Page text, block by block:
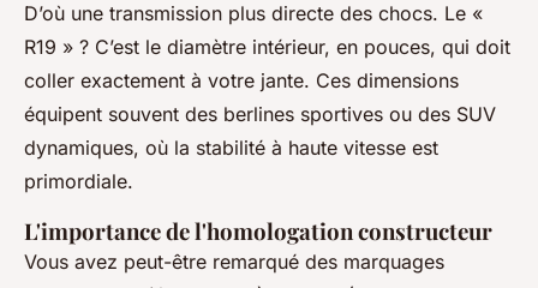
D’où une transmission plus directe des chocs. Le «
R19 » ? C’est le diamètre intérieur, en pouces, qui doit
coller exactement à votre jante. Ces dimensions
équipent souvent des berlines sportives ou des SUV
dynamiques, où la stabilité à haute vitesse est
primordiale.
L'importance de l'homologation constructeur
Vous avez peut-être remarqué des marquages